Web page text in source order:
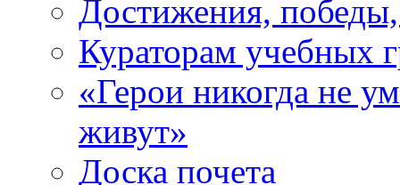
Достижения,
Кураторам учебных
«Герои никогда не
живут»
Доска почета